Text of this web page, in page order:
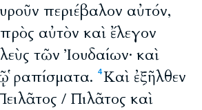
περιέβαλον αὐτόν,
αὐτὸν καὶ ἔλεγον
τῶν Ἰουδαίων· καὶ
ῥαπίσματα.
4Καὶ ἐξῆλθεν
/ Πιλᾶτος καὶ